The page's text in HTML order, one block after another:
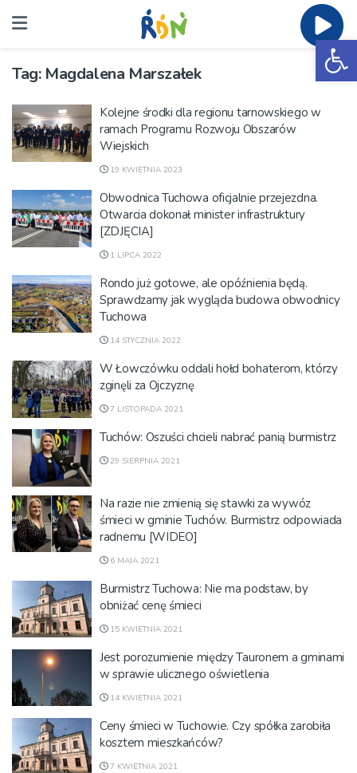
Tag: Magdalena Marszałek
Kolejne środki dla regionu tarnowskiego w
ramach Programu Rozwoju Obszarów
Wiejskich
19 KWIETNIA 2023
Obwodnica Tuchowa oficjalnie przejezdna.
Otwarcia dokonał minister infrastruktury
[ZDJĘCIA]
1 LIPCA 2022
Rondo już gotowe, ale opóźnienia będą.
Sprawdzamy jak wygląda budowa obwodnicy
Tuchowa
14 STYCZNIA 2022
W Łowczówku oddali hołd bohaterom, którzy
zginęli za Ojczyznę
7 LISTOPADA 2021
Tuchów: Oszuści chcieli nabrać panią burmistrz
29 SIERPNIA 2021
Na razie nie zmienią się stawki za wywóz
śmieci w gminie Tuchów. Burmistrz odpowiada
radnemu [WIDEO]
6 MAJA 2021
Burmistrz Tuchowa: Nie ma podstaw, by
obniżać cenę śmieci
15 KWIETNIA 2021
Jest porozumienie między Tauronem a gminami
w sprawie ulicznego oświetlenia
14 KWIETNIA 2021
Ceny śmieci w Tuchowie. Czy spółka zarobiła
kosztem mieszkańców?
7 KWIETNIA 2021